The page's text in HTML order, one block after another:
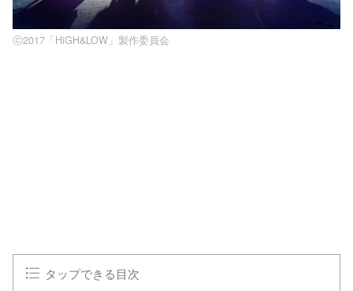
ⓒ2017「HiGH&LOW」製作委員会
タップできる目次